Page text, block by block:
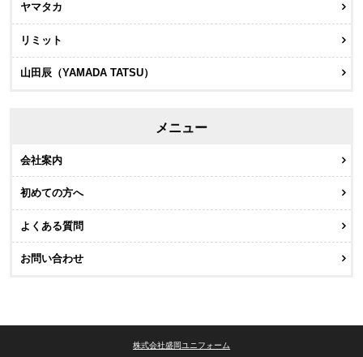
ヤマタカ
リミット
山田辰（YAMADA TATSU）
メニュー
会社案内
初めての方へ
よくある質問
お問い合わせ
株式会社盛岡ユニフォーム